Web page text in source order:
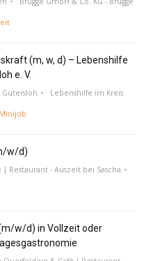
(m, w, d) – Lebenshilfe
e. V.
Gütersloh Lebenshilfe im Kreis
Minijob
w/d)
| Restaurant - Auszeit bei Sascha
w/d) in Vollzeit oder